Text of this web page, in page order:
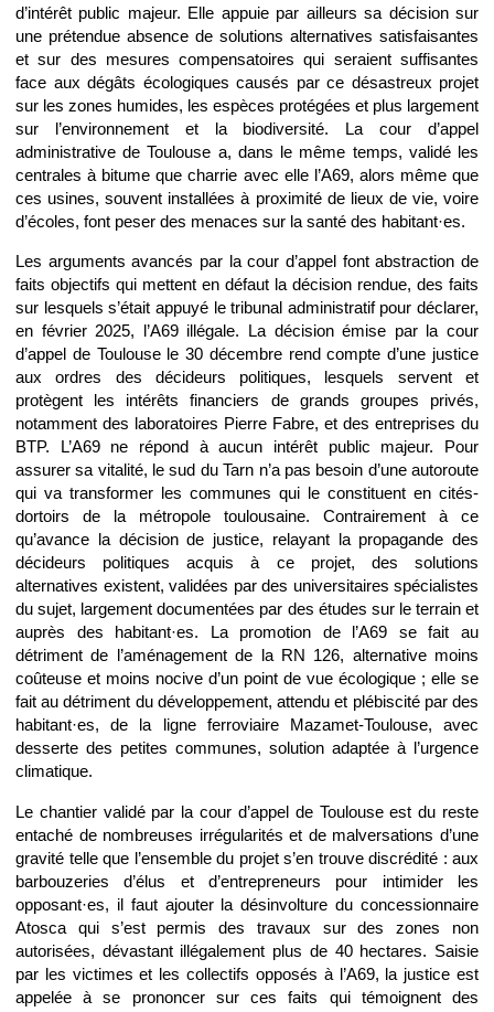
d’intérêt public majeur. Elle appuie par ailleurs sa décision sur
une prétendue absence de solutions alternatives satisfaisantes
et sur des mesures compensatoires qui seraient suffisantes
face aux dégâts écologiques causés par ce désastreux projet
sur les zones humides, les espèces protégées et plus largement
sur l’environnement et la biodiversité. La cour d’appel
administrative de Toulouse a, dans le même temps, validé les
centrales à bitume que charrie avec elle l’A69, alors même que
ces usines, souvent installées à proximité de lieux de vie, voire
d’écoles, font peser des menaces sur la santé des habitant·es.
Les arguments avancés par la cour d’appel font abstraction de
faits objectifs qui mettent en défaut la décision rendue, des faits
sur lesquels s’était appuyé le tribunal administratif pour déclarer,
en février 2025, l’A69 illégale. La décision émise par la cour
d’appel de Toulouse le 30 décembre rend compte d’une justice
aux ordres des décideurs politiques, lesquels servent et
protègent les intérêts financiers de grands groupes privés,
notamment des laboratoires Pierre Fabre, et des entreprises du
BTP. L’A69 ne répond à aucun intérêt public majeur. Pour
assurer sa vitalité, le sud du Tarn n’a pas besoin d’une autoroute
qui va transformer les communes qui le constituent en cités-
dortoirs de la métropole toulousaine. Contrairement à ce
qu’avance la décision de justice, relayant la propagande des
décideurs politiques acquis à ce projet, des solutions
alternatives existent, validées par des universitaires spécialistes
du sujet, largement documentées par des études sur le terrain et
auprès des habitant·es. La promotion de l’A69 se fait au
détriment de l’aménagement de la RN 126, alternative moins
coûteuse et moins nocive d’un point de vue écologique ; elle se
fait au détriment du développement, attendu et plébiscité par des
habitant·es, de la ligne ferroviaire Mazamet-Toulouse, avec
desserte des petites communes, solution adaptée à l’urgence
climatique.
Le chantier validé par la cour d’appel de Toulouse est du reste
entaché de nombreuses irrégularités et de malversations d’une
gravité telle que l’ensemble du projet s’en trouve discrédité : aux
barbouzeries d’élus et d’entrepreneurs pour intimider les
opposant·es, il faut ajouter la désinvolture du concessionnaire
Atosca qui s’est permis des travaux sur des zones non
autorisées, dévastant illégalement plus de 40 hectares. Saisie
par les victimes et les collectifs opposés à l’A69, la justice est
appelée à se prononcer sur ces faits qui témoignent des